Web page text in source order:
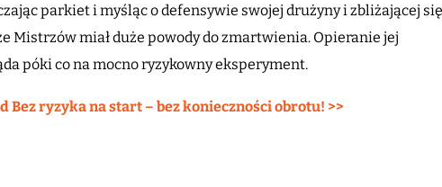
parkiet i myśląc o defensywie swojej drużyny i zbliżającej się
Mistrzów miał duże powody do zmartwienia. Opieranie jej
póki co na mocno ryzykowny eksperyment.
Bez ryzyka na start – bez konieczności obrotu! >>